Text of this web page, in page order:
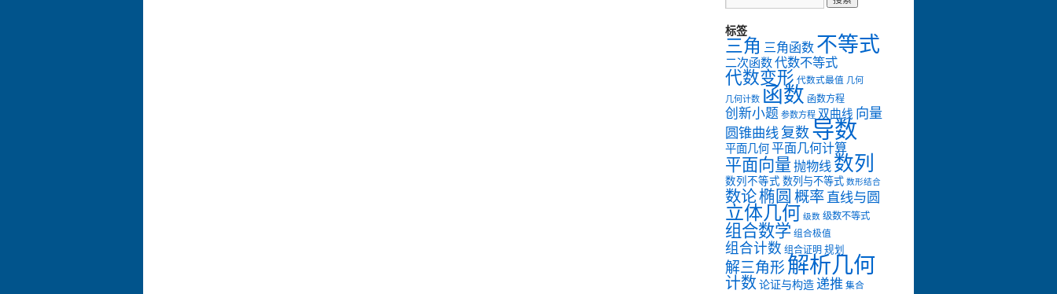
标签
三角 三角函数不等式
二次函数代数不等式
代数变形 代数式最值 几何
几何计数 函数 函数方程
创新小题 参数方程 双曲线 向量
圆锥曲线复数导数
平面几何平面几何计算
平面向量抛物线数列
数列不等式 数列与不等式 数形结合
数论椭圆 概率直线与圆
立体几何 级数 级数不等式
组合数学 组合极值
组合计数 组合证明规划
解三角形解析几何
计数 论证与构造递推 集合